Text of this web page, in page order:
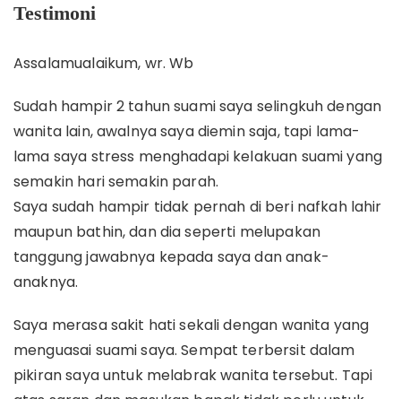
Testimoni
Assalamualaikum, wr. Wb
Sudah hampir 2 tahun suami saya selingkuh dengan
wanita lain, awalnya saya diemin saja, tapi lama-
lama saya stress menghadapi kelakuan suami yang
semakin hari semakin parah.
Saya sudah hampir tidak pernah di beri nafkah lahir
maupun bathin, dan dia seperti melupakan
tanggung jawabnya kepada saya dan anak-
anaknya.
Saya merasa sakit hati sekali dengan wanita yang
menguasai suami saya. Sempat terbersit dalam
pikiran saya untuk melabrak wanita tersebut. Tapi